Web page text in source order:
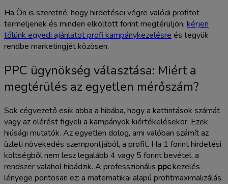
Ha Ön is szeretné, hogy hirdetései végre valódi profitot
termeljenek és minden elköltött forint megtérüljön, kérjen
tőlünk egyedi ajánlatot profi kampánykezelésre és tegyük
rendbe marketingjét közösen.
PPC ügynökség választása: Miért a
megtérülés az egyetlen mérőszám?
Sok cégvezető esik abba a hibába, hogy a kattintások számát
vagy az elérést figyeli a kampányok kiértékelésekor. Ezek
hiúsági mutatók. Az egyetlen dolog, ami valóban számít az
üzleti növekedés szempontjából, a profit. Ha 1 forint hirdetési
költségből nem lesz legalább 4 vagy 5 forint bevétel, a
rendszer valahol hibádzik. A professzionális ppckezelés
lényege pontosan ez: a matematikai alapú profitmaximalizálás.